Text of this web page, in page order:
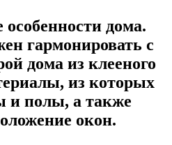
дома.
гармонировать с
дома из клееного
из которых
и полы, а также
окон.